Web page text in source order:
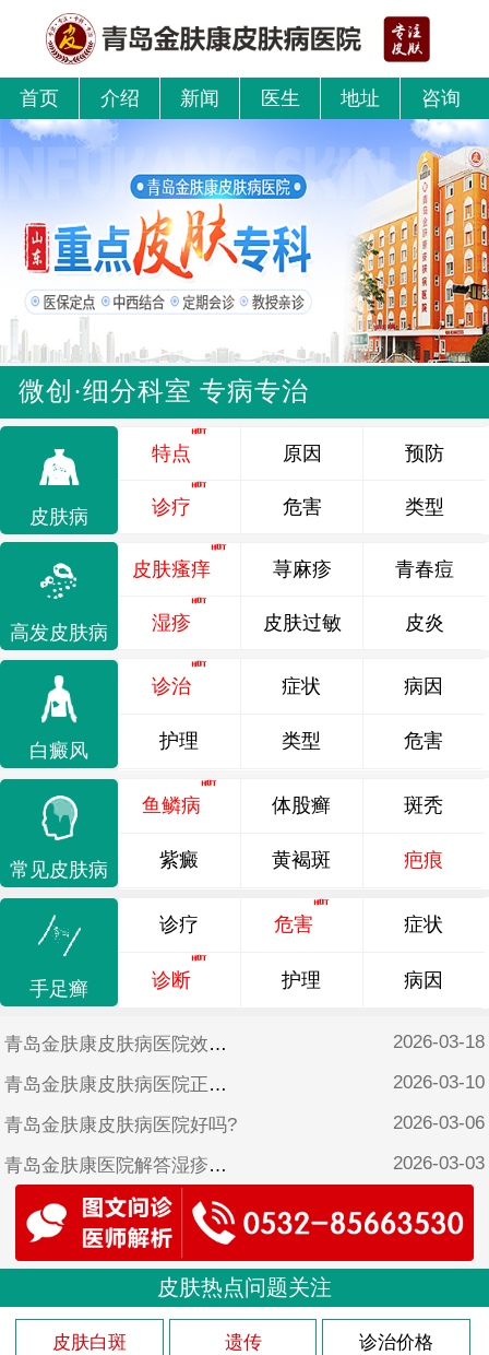
首页 介绍 新闻 医生 地址 咨询
微创·细分科室 专病专治
皮肤病
特点
诊疗
原因
危害
预防
类型
高发皮肤病
皮肤瘙痒
湿疹
荨麻疹
皮肤过敏
青春痘
皮炎
白癜风
诊治 症状 病因
护理 类型 危害
常见皮肤病
鱼鳞病 体股癣 斑秃
紫癜 黄褐斑 疤痕
手足癣
诊疗 危害 症状
诊断 护理 病因
青岛金肤康皮肤病医院效果好吗? 2026-03-18
青岛金肤康皮肤病医院正规吗? 2026-03-10
青岛金肤康皮肤病医院好吗? 2026-03-06
青岛金肤康医院解答湿疹怎样治疗? 2026-03-03
青岛金肤康皮肤病医院靠谱吗?
青岛金肤康皮肤病医院可靠吗?
青岛金肤康皮肤病医院是不是正规医院?
青岛金肤康口碑? 2025-05-12
皮肤热点问题关注
皮肤白斑 遗传 诊治价格